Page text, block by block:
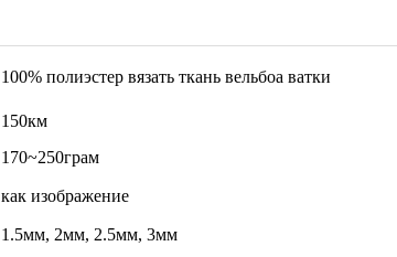
100% полиэстер вязать ткань вельбоа ватки
150км
170~250грам
как изображение
1.5мм, 2мм, 2.5мм, 3мм